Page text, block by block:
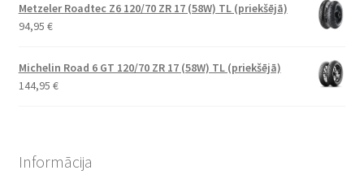
Metzeler Roadtec Z6 120/70 ZR 17 (58W) TL (priekšējā)
94,95 €
Michelin Road 6 GT 120/70 ZR 17 (58W) TL (priekšējā)
144,95 €
Informācija